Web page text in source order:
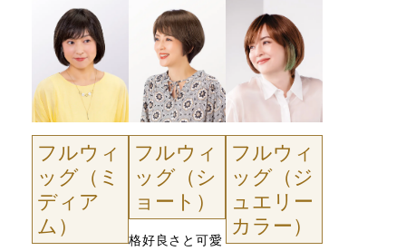
フルウィ
ッグ（ミ
ディア
ム）
フルウィ
ッグ（シ
ョート）
格好良さと可愛
フルウィ
ッグ（ジ
ュエリー
カラー）